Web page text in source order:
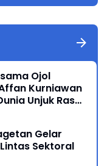
Ojol
Kurniawan
Unjuk Rasa
Gelar
Sektoral